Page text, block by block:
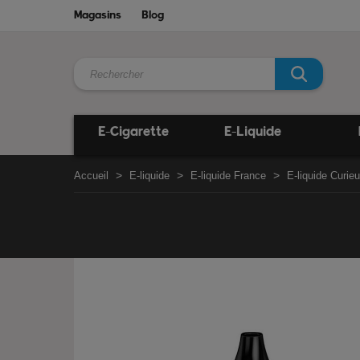
Magasins Blog
E-Cigarette E-Liquide
Accueil E-liquide E-liquide France E-liquide